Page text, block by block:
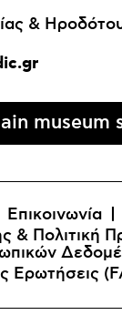
&
museum
Επικοινωνία
& Πολιτική
Ερωτήσεις